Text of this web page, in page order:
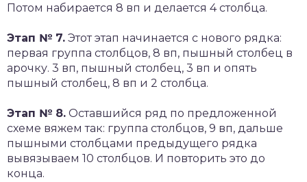
Потом набирается 8 вп и делается 4 столбца.
Этап № 7. Этот этап начинается с нового рядка:
первая группа столбцов, 8 вп, пышный столбец в
арочку. 3 вп, пышный столбец, 3 вп и опять
пышный столбец, 8 вп и 2 столбца.
Этап № 8. Оставшийся ряд по предложенной
схеме вяжем так: группа столбцов, 9 вп, дальше
пышными столбцами предыдущего рядка
вывязываем 10 столбцов. И повторить это до
конца.